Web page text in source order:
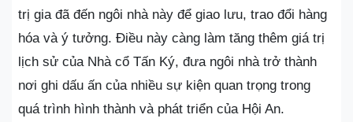
trị gia đã đến ngôi nhà này để giao lưu, trao đổi hàng
hóa và ý tưởng. Điều này càng làm tăng thêm giá trị
lịch sử của Nhà cổ Tấn Ký, đưa ngôi nhà trở thành
nơi ghi dấu ấn của nhiều sự kiện quan trọng trong
quá trình hình thành và phát triển của Hội An.